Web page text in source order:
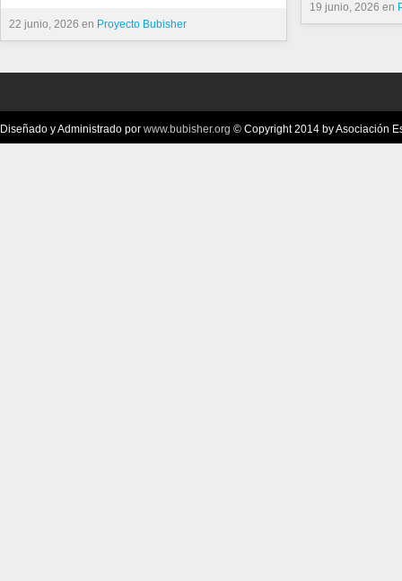
22 junio, 2026 en Proyecto Bubisher
19 junio, 2026 en
Diseñado y Administrado por www.bubisher.org © Copyright 2014 by Asociación